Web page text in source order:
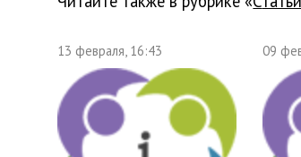
13 февраля, 16:43 09